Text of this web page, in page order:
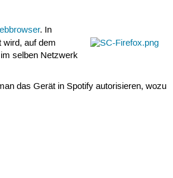
. In
auf dem
selben Netzwerk
das Gerät in Spotify autorisieren, wozu